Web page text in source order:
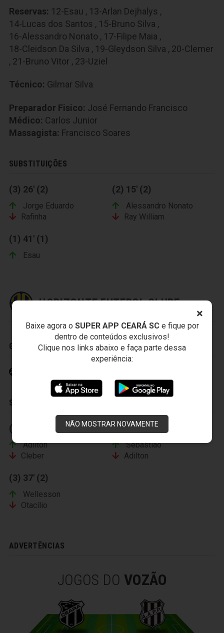
×
Baixe agora o SUPER APP CEARÁ SCe fique por
dentro de conteúdos exclusivos!
Clique nos links abaixo e faça parte dessa
experiência:
NÃO MOSTRAR NOVAMENTE
Reservas: 12-Esau , 13-Arlan Dejhalys ,
14-Lucas dos Santos , 15-Bruno Silva ,
16-Alessandro Nonato , 17-Filipe Maia ,
18-Cleidson Da Silva , 19-Gleydson Silva , 20-Clemer
, 21-Bruno Vitor , 23-Uziel
Técnico: Gilmar Silva
Preparador Fisico: José Fernando Francisco
Médico: Carlos Junior
Massagista: Francisco Soares
SUBSTITUIÇÕES
(3) 26' (2)
Jorge Eduardo
Rafinha
(2) 15' (2)
Alessandro Nonato
Ray William
(1) 41' (1)
Esau
HORIZONTE FUTEBOL CLUBE
GOLS
SUBSTITUIÇÕES
(1) 33' (1)
Adilton
Cleber
(3) 31' (2)
Sebastião
Adilton
(3) 37' (2)
Wellesson
Otacílio
ADVERTÊNCIAS
JOGOS DO VOZÃO